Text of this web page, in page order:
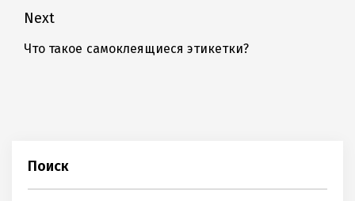
записям
Next
Next
Что такое самоклеящиеся этикетки?
Поиск